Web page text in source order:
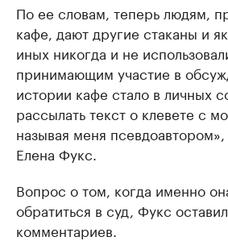
По ее словам, теперь людям,
кафе, дают другие стаканы и
иных никогда и не
принимающим участие в
истории кафе стало в личных
рассылать текст о клевете с
называя меня
Елена Фукс.
Вопрос о том, когда именно
обратиться в суд, Фукс
комментариев.